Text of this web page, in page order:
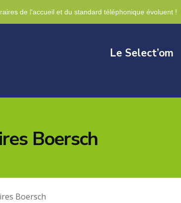
de l'accueil et du standard téléphonique évoluent !
Le Select’om
Boersch
Boersch